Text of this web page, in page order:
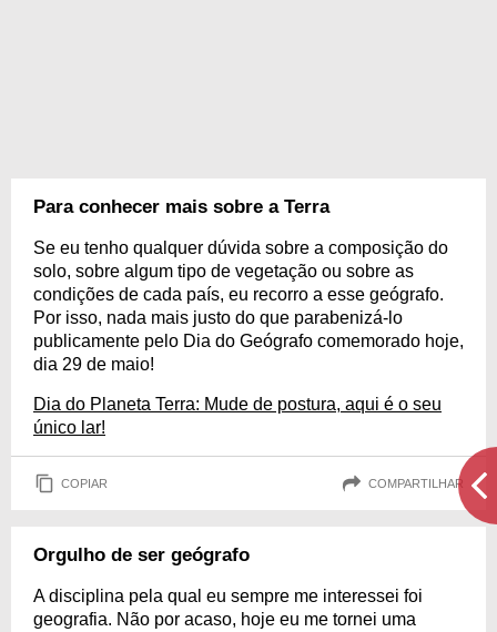
Para conhecer mais sobre a Terra
Se eu tenho qualquer dúvida sobre a composição do
solo, sobre algum tipo de vegetação ou sobre as
condições de cada país, eu recorro a esse geógrafo.
Por isso, nada mais justo do que parabenizá-lo
publicamente pelo Dia do Geógrafo comemorado hoje,
dia 29 de maio!
Dia do Planeta Terra: Mude de postura, aqui é o seu
único lar!
COPIAR COMPARTILHAR
Orgulho de ser geógrafo
A disciplina pela qual eu sempre me interessei foi
geografia. Não por acaso, hoje eu me tornei uma